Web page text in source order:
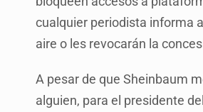
cualquier periodista informa
aire o les revocarán la
A pesar de que Sheinbaum
alguien, para el presidente